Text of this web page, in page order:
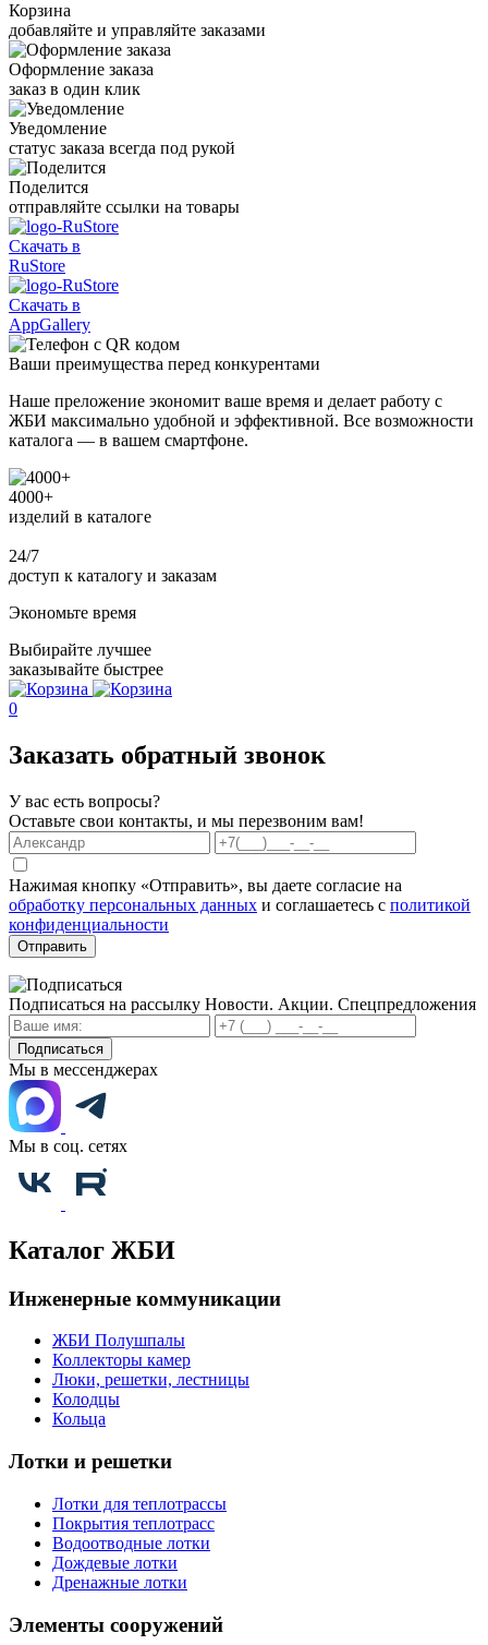
Корзина
добавляйте и управляйте заказами
Оформление заказа
заказ в один клик
Уведомление
статус заказа всегда под рукой
Поделится
отправляйте ссылки на товары
Скачать в
RuStore
Скачать в
AppGallery
Ваши преимущества перед конкурентами
Наше преложение экономит ваше время и делает работу с
ЖБИ максимально удобной и эффективной. Все возможности
каталога — в вашем смартфоне.
4000+
изделий в каталоге
24/7
доступ к каталогу и заказам
Экономьте время
Выбирайте лучшее
заказывайте быстрее
0
Заказать обратный звонок
У вас есть вопросы?
Оставьте свои контакты, и мы перезвоним вам!
Нажимая кнопку «Отправить», вы даете согласие на
обработку персональных данных и соглашаетесь с политикой
конфиденциальности
Отправить
Подписаться на рассылку Новости. Акции. Спецпредложения
Подписаться
Мы в мессенджерах
Мы в соц. сетях
Каталог ЖБИ
Инженерные коммуникации
ЖБИ Полушпалы
Коллекторы камер
Люки, решетки, лестницы
Колодцы
Кольца
Лотки и решетки
Лотки для теплотрассы
Покрытия теплотрасс
Водоотводные лотки
Дождевые лотки
Дренажные лотки
Элементы сооружений